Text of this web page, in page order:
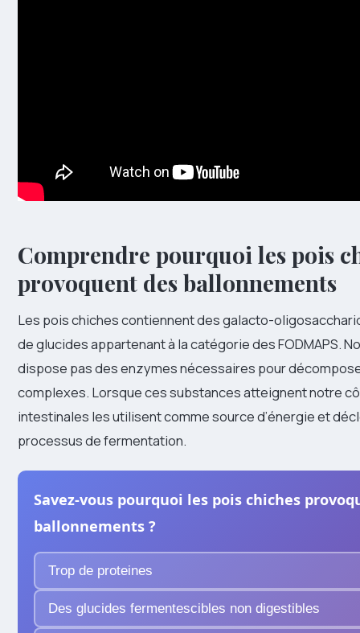
Comprendre pourquoi les pois
provoquent des ballonnements
Les pois chiches contiennent des galacto-
de glucides appartenant à la catégorie des FODMAPS.
dispose pas des enzymes nécessaires pour
complexes. Lorsque ces substances atteignent notre
intestinales les utilisent comme source d’énergie et
processus de fermentation.
Savez-vous pourquoi les pois chiches
ballonnements ?
Trop de proteines
Des glucides fermentescibles non digestibles